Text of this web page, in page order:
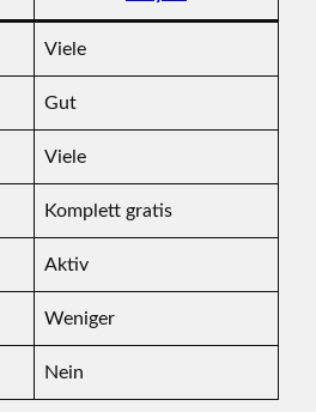
Viele
Gut
Viele
Komplett gratis
Aktiv
Weniger
Nein